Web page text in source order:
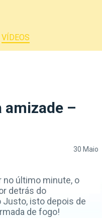
VÍDEOS
–
30 Maio
no último minute, o
detrás do
Justo, isto depois de
de fogo!